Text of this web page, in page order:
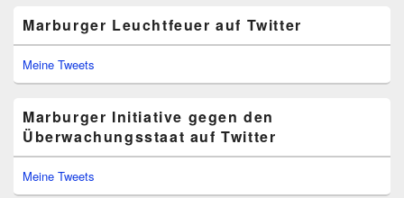
Marburger Leuchtfeuer auf Twitter
Meine Tweets
Marburger Initiative gegen den
Überwachungsstaat auf Twitter
Meine Tweets